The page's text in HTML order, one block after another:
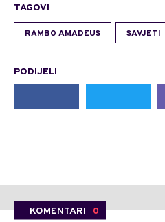
TAGOVI
RAMBO AMADEUS SAVJETI
PODIJELI
KOMENTARI 0